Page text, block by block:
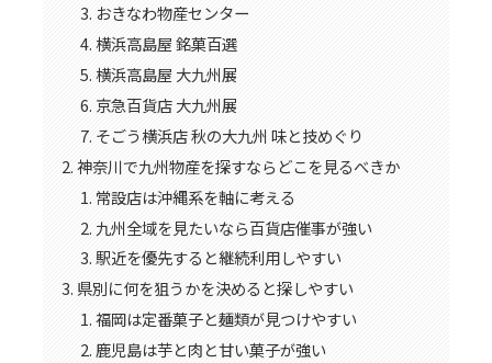
おきなわ物産センター
横浜高島屋 銘菓百選
横浜高島屋 大九州展
京急百貨店 大九州展
そごう横浜店 秋の大九州 味と技めぐり
神奈川で九州物産を探すならどこを見るべきか
常設店は沖縄系を軸に考える
九州全域を見たいなら百貨店催事が強い
駅近を優先すると継続利用しやすい
県別に何を狙うかを決めると探しやすい
福岡は定番菓子と麺類が見つけやすい
鹿児島は芋と肉と甘い菓子が強い